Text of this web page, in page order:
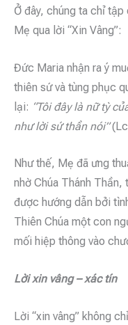
Ở đây, chúng ta chỉ
Mẹ qua lời “Xin Vâng”:
Đức Maria nhận ra ý
thiên sứ và tùng phục
lại: “Tôi đây là nữ tỳ
như lời sứ thần nói”(Lc
Như thế, Mẹ đã ưng
nhờ Chúa Thánh
được hướng dẫn bởi
Thiên Chúa một con
mối hiệp thông vào
Lời xin vâng – xác tín
Lời “xin vâng” không